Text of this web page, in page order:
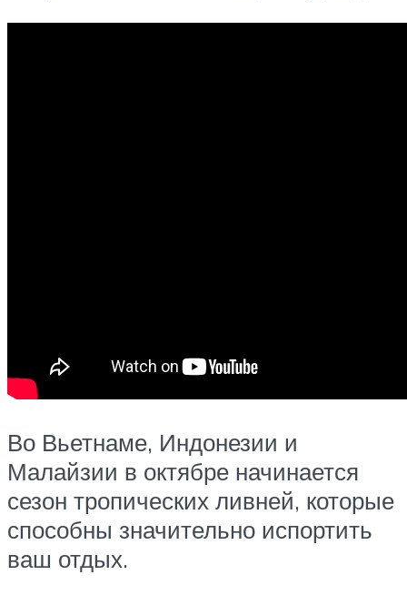
Во Вьетнаме, Индонезии и
Малайзии в октябре начинается
сезон тропических ливней, которые
способны значительно испортить
ваш отдых.